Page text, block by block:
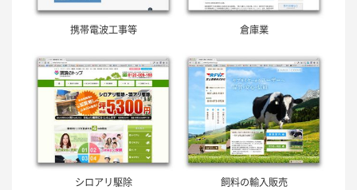
携帯電波工事等 倉庫業
シロアリ駆除 飼料の輸入販売